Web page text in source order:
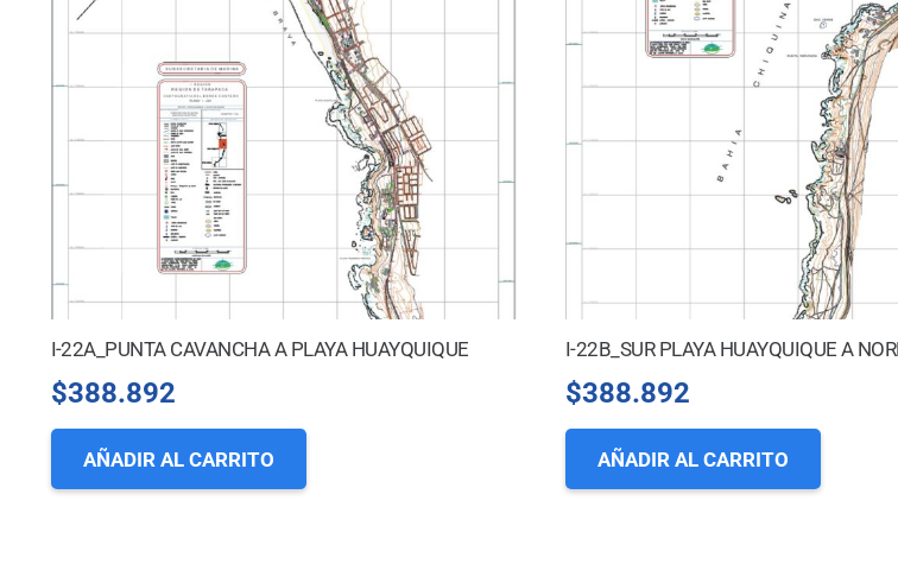
I-22A_PUNTA CAVANCHA A PLAYA HUAYQUIQUE
$388.892
AÑADIR AL CARRITO
$388.892
AÑADIR AL CARRITO